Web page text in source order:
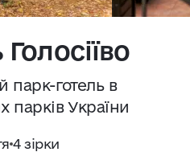
парк-готель в
парків України
4 зірки